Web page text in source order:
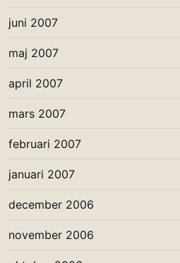
juni 2007
maj 2007
april 2007
mars 2007
februari 2007
januari 2007
december 2006
november 2006